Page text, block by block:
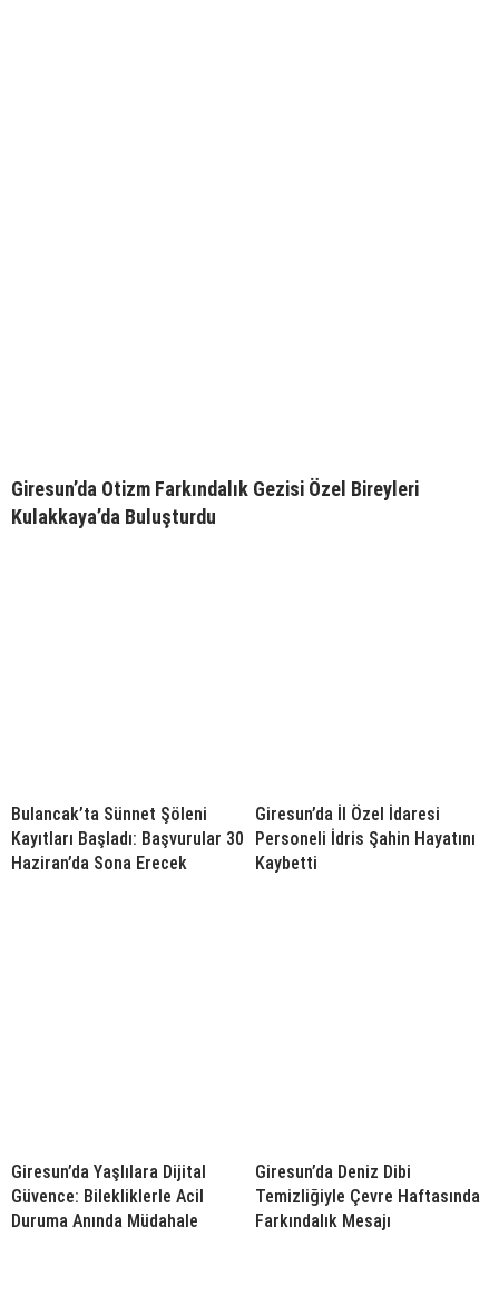
Giresun’da Otizm Farkındalık Gezisi Özel Bireyleri
Kulakkaya’da Buluşturdu
Bulancak’ta Sünnet Şöleni
Kayıtları Başladı: Başvurular 30
Haziran’da Sona Erecek
Giresun’da İl Özel İdaresi
Personeli İdris Şahin Hayatını
Kaybetti
Giresun’da Yaşlılara Dijital
Güvence: Bilekliklerle Acil
Duruma Anında Müdahale
Giresun’da Deniz Dibi
Temizliğiyle Çevre Haftasında
Farkındalık Mesajı